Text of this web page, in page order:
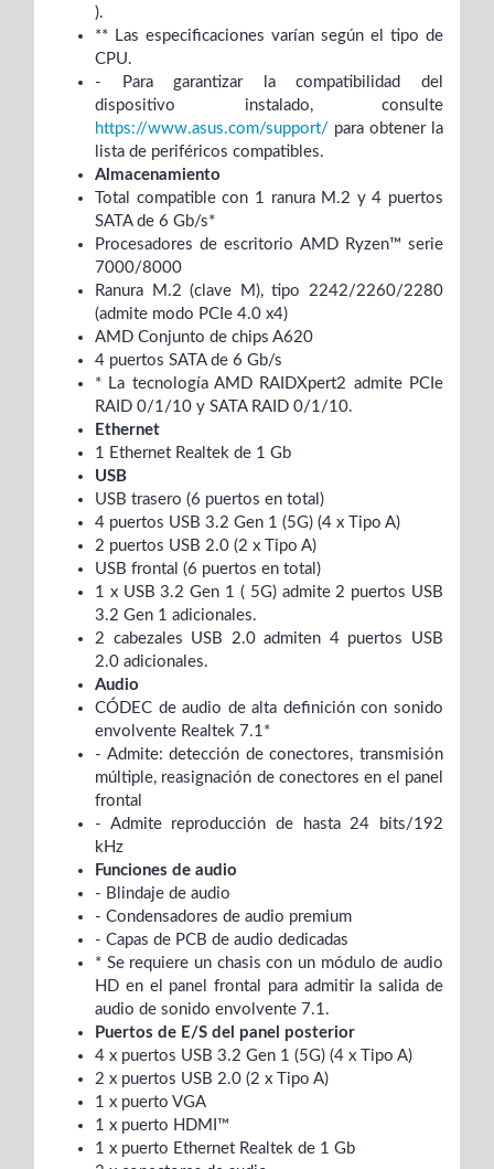
).
** Las especificaciones varían según el tipo de
CPU.
- Para garantizar la compatibilidad del
dispositivo instalado, consulte
https://www.asus.com/support/ para obtener la
lista de periféricos compatibles.
Almacenamiento
Total compatible con 1 ranura M.2 y 4 puertos
SATA de 6 Gb/s*
Procesadores de escritorio AMD Ryzen™ serie
7000/8000
Ranura M.2 (clave M), tipo 2242/2260/2280
(admite modo PCIe 4.0 x4)
AMD Conjunto de chips A620
4 puertos SATA de 6 Gb/s
* La tecnología AMD RAIDXpert2 admite PCIe
RAID 0/1/10 y SATA RAID 0/1/10.
Ethernet
1 Ethernet Realtek de 1 Gb
USB
USB trasero (6 puertos en total)
4 puertos USB 3.2 Gen 1 (5G) (4 x Tipo A)
2 puertos USB 2.0 (2 x Tipo A)
USB frontal (6 puertos en total)
1 x USB 3.2 Gen 1 ( 5G) admite 2 puertos USB
3.2 Gen 1 adicionales.
2 cabezales USB 2.0 admiten 4 puertos USB
2.0 adicionales.
Audio
CÓDEC de audio de alta definición con sonido
envolvente Realtek 7.1*
- Admite: detección de conectores, transmisión
múltiple, reasignación de conectores en el panel
frontal
- Admite reproducción de hasta 24 bits/192
kHz
Funciones de audio
- Blindaje de audio
- Condensadores de audio premium
- Capas de PCB de audio dedicadas
* Se requiere un chasis con un módulo de audio
HD en el panel frontal para admitir la salida de
audio de sonido envolvente 7.1.
Puertos de E/S del panel posterior
4 x puertos USB 3.2 Gen 1 (5G) (4 x Tipo A)
2 x puertos USB 2.0 (2 x Tipo A)
1 x puerto VGA
1 x puerto HDMI™
1 x puerto Ethernet Realtek de 1 Gb